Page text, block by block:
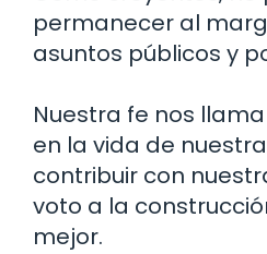
permanecer al
asuntos públicos y
Nuestra fe nos
en la vida de
contribuir con
voto a la
mejor.